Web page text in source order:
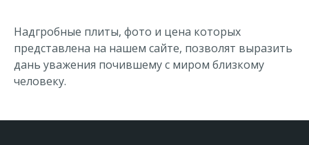
Надгробные плиты, фото и цена которых
представлена на нашем сайте, позволят выразить
дань уважения почившему с миром близкому
человеку.